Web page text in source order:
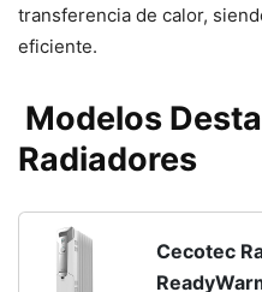
transferencia de calor,
eficiente.
Modelos
Radiadores
Cecotec